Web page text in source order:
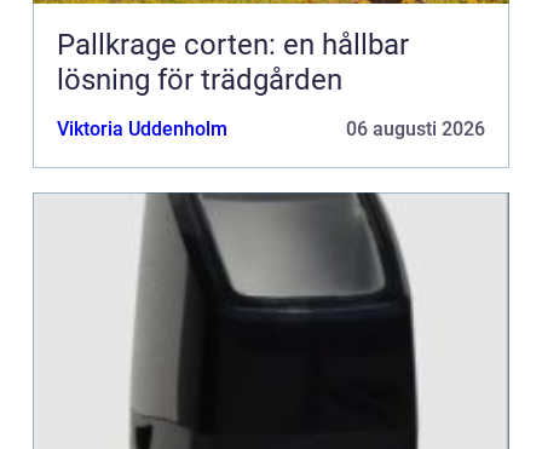
Pallkrage corten: en hållbar
lösning för trädgården
Viktoria Uddenholm 06 augusti 2026